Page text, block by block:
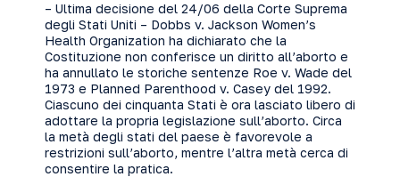
– Ultima decisione del 24/06 della Corte Suprema
degli Stati Uniti – Dobbs v. Jackson Women’s
Health Organization ha dichiarato che la
Costituzione non conferisce un diritto all’aborto e
ha annullato le storiche sentenze Roe v. Wade del
1973 e Planned Parenthood v. Casey del 1992.
Ciascuno dei cinquanta Stati è ora lasciato libero di
adottare la propria legislazione sull’aborto. Circa
la metà degli stati del paese è favorevole a
restrizioni sull’aborto, mentre l’altra metà cerca di
consentire la pratica.